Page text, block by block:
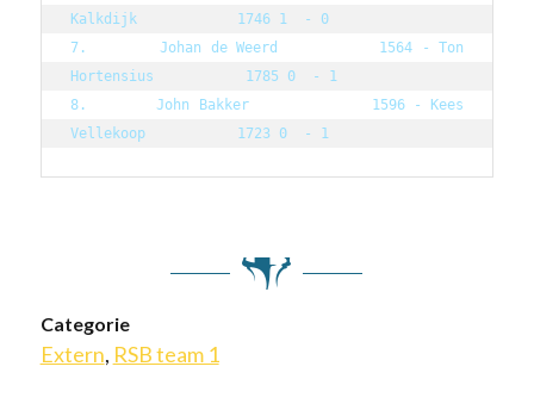
Kalkdijk            1746 1  - 0
7.        Johan de Weerd           1564 - Ton
Hortensius           1785 0  - 1
8.        John Bakker              1596 - Kees
Vellekoop           1723 0  - 1
Categorie
Extern, RSB team 1